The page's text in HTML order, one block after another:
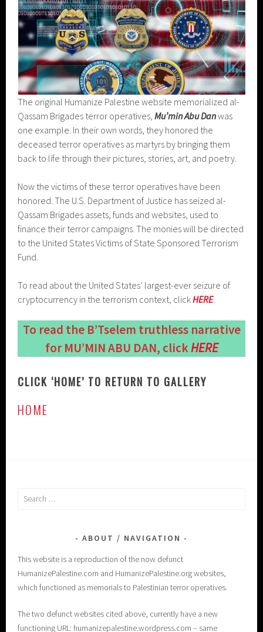
The original Humanize Palestine website memorialized al-
Qassam Brigades terror operatives,Mu’min Abu Danwas
one example. In their own words, they honored the
deceased terror operatives as martyrs by bringing them
back to life through their pictures, stories, art, and poetry.
Now the victims of these terror operatives have been
honored. The U.S. Department of Justice has seized al-
Qassam Brigades assets, funds and websites, used to
finance their terror campaigns. The monies will be directed
to the United States Victims of State Sponsored Terrorism
Fund.
To read about the United States’ largest-ever seizure of
cryptocurrency in the terrorism context, clickHERE.
To read the B’Tselem truthless narrative
for MU’MIN ABU DAN, clickHERE
CLICK ‘HOME’ TO RETURN TO GALLERY
HOME
Search
ABOUT / NAVIGATION
This website is a reproduction of the now defunct
HumanizePalestine.com and HumanizePalestine.org websites,
which functioned as memorials to Palestinian terror operatives.
The two defunct websites cited above, currently have a new
functioning URL: humanizepalestine.wordpress.com – same